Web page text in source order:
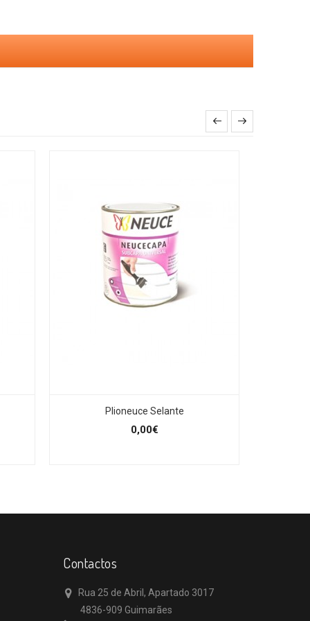
Plioneuce Selante
0,00€
Contactos
Rua 25 de Abril, Apartado 3017
4836-909 Guimarães